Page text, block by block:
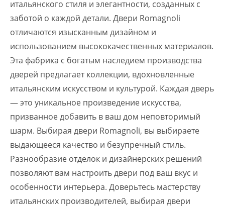
итальянского стиля и элегантности, созданных с
заботой о каждой детали. Двери Romagnoli
отличаются изысканным дизайном и
использованием высококачественных материалов.
Эта фабрика с богатым наследием производства
дверей предлагает коллекции, вдохновленные
итальянским искусством и культурой. Каждая дверь
— это уникальное произведение искусства,
призванное добавить в ваш дом неповторимый
шарм. Выбирая двери Romagnoli, вы выбираете
выдающееся качество и безупречный стиль.
Разнообразие отделок и дизайнерских решений
позволяют вам настроить двери под ваш вкус и
особенности интерьера. Доверьтесь мастерству
итальянских производителей, выбирая двери